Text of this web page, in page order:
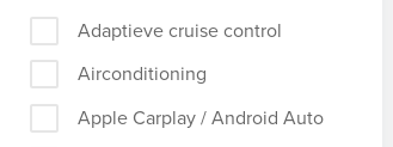
Adaptieve cruise control
Airconditioning
Apple Carplay / Android Auto